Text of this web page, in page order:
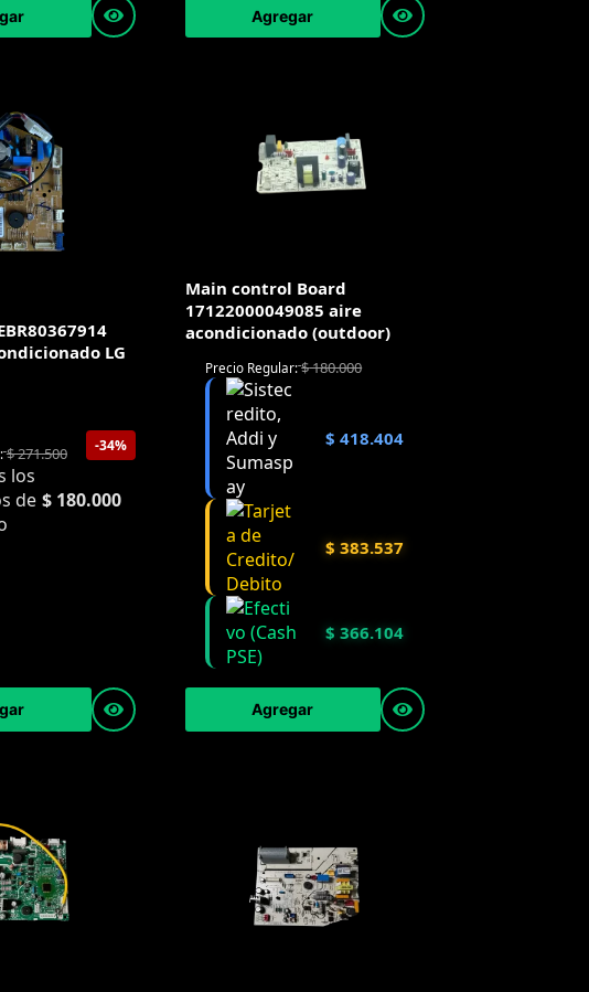
Agregar
LG
-34%
$271.500
$180.000
Main control Board
17122000049085 aire
acondicionado (outdoor)
Precio Regular:$180.000
$ 418.404
$ 383.537
$ 366.104
Agregar